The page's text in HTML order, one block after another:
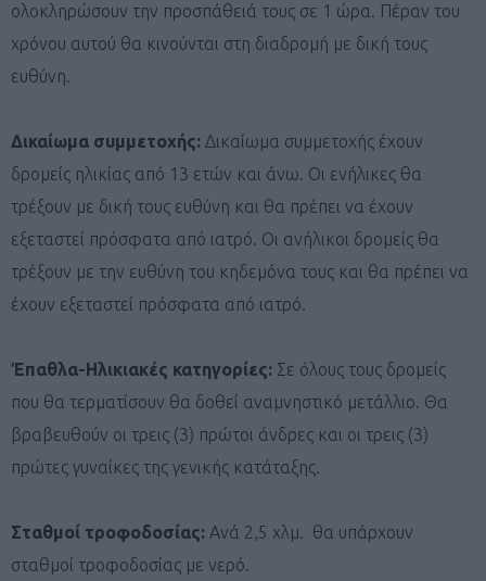
ολοκληρώσουν την προσπάθειά τους σε 1 ώρα. Πέραν του
χρόνου αυτού θα κινούνται στη διαδρομή με δική τους
ευθύνη.
Δικαίωμα συμμετοχής: Δικαίωμα συμμετοχής έχουν
δρομείς ηλικίας από 13 ετών και άνω. Οι ενήλικες θα
τρέξουν με δική τους ευθύνη και θα πρέπει να έχουν
εξεταστεί πρόσφατα από ιατρό. Οι ανήλικοι δρομείς θα
τρέξουν με την ευθύνη του κηδεμόνα τους και θα πρέπει να
έχουν εξεταστεί πρόσφατα από ιατρό.
Έπαθλα-Ηλικιακές κατηγορίες: Σε όλους τους δρομείς
που θα τερματίσουν θα δοθεί αναμνηστικό μετάλλιο. Θα
βραβευθούν οι τρεις (3) πρώτοι άνδρες και οι τρεις (3)
πρώτες γυναίκες της γενικής κατάταξης.
Σταθμοί τροφοδοσίας: Ανά 2,5 χλμ. θα υπάρχουν
σταθμοί τροφοδοσίας με νερό.